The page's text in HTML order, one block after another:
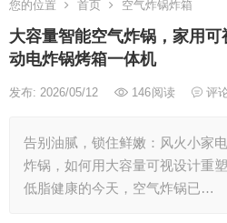
您的位置 首页 空气炸锅炸箱
大容量智能空气炸锅，家用
动电炸锅烤箱一体机
发布: 2026/05/12 146阅读 评
告别油腻，锁住鲜嫩：风火小家
炸锅，如何用大容量可视设计重
低脂健康的今天，空气炸锅已…